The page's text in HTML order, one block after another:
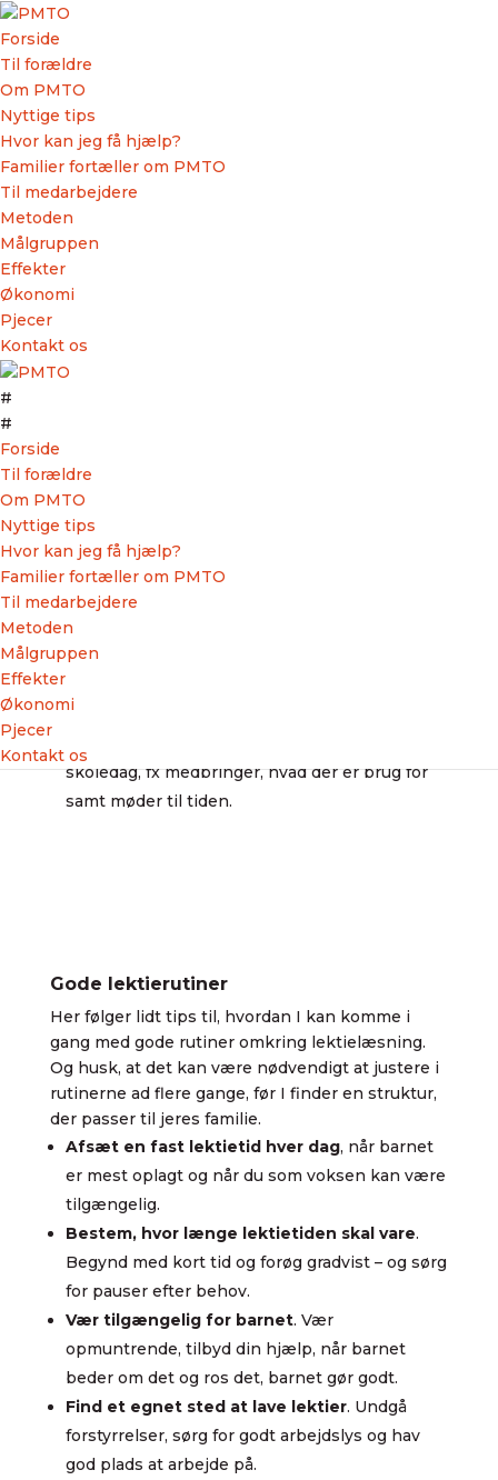
Forside
Til forældre
Om PMTO
Nyttige tips
Hvor kan jeg få hjælp?
Familier fortæller om PMTO
Til medarbejdere
Metoden
Målgruppen
Effekter
Økonomi
Pjecer
Kontakt os
#
#
Forside
Til forældre
Om PMTO
Nyttige tips
Hvor kan jeg få hjælp?
Familier fortæller om PMTO
Til medarbejdere
Metoden
Målgruppen
Effekter
Økonomi
Pjecer
Kontakt os
Nyttige tips
Børnehave og skole
Børnehave, skole og SFO har en central plads i et
barns og en families hverdag. Det er derfor
Skaffe sig god kontakt og viden om
børnehaven eller skolen og SFO’en, fx ved at
vise barnet interesse for barnets hverdag og
ved at skaffe sig informationer fra børnehaven,
skolen og SFO’en.
lavet sine lektier.
skoledag, fx medbringer, hvad der er brug for
samt møder til tiden.
Gode lektierutiner
Her følger lidt tips til, hvordan I kan komme i
gang med gode rutiner omkring lektielæsning.
Og husk, at det kan være nødvendigt at justere i
rutinerne ad flere gange, før I finder en struktur,
der passer til jeres familie.
Afsæt en fast lektietid hver dag, når barnet
er mest oplagt og når du som voksen kan være
tilgængelig.
Bestem, hvor længe lektietiden skal vare.
Begynd med kort tid og forøg gradvist – og sørg
for pauser efter behov.
Vær tilgængelig for barnet. Vær
opmuntrende, tilbyd din hjælp, når barnet
beder om det og ros det, barnet gør godt.
Find et egnet sted at lave lektier. Undgå
forstyrrelser, sørg for godt arbejdslys og hav
god plads at arbejde på.